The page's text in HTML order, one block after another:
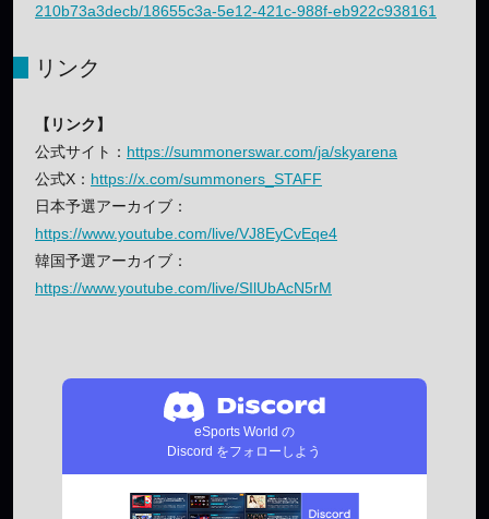
210b73a3decb/18655c3a-5e12-421c-988f-eb922c938161
リンク
【リンク】
公式サイト： https://summonerswar.com/ja/skyarena
公式X： https://x.com/summoners_STAFF
日本予選アーカイブ：
https://www.youtube.com/live/VJ8EyCvEqe4
韓国予選アーカイブ：
https://www.youtube.com/live/SIlUbAcN5rM
eSports World の
Discord をフォローしよう